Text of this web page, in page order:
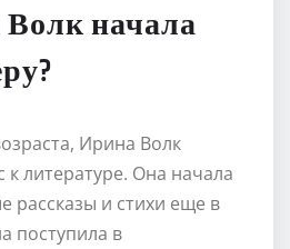
начала
Ирина Волк
к литературе. Она начала
рассказы и стихи еще в
поступила в